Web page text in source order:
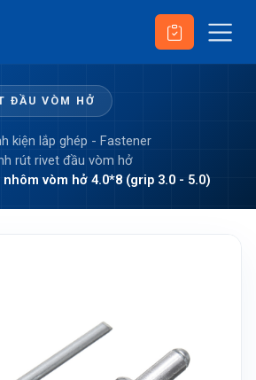
ĐẦU VÒM HỞ
kiện lắp ghép - Fastener
rút rivet đầu vòm hở
vòm hở 4.0*8 (grip 3.0 - 5.0)